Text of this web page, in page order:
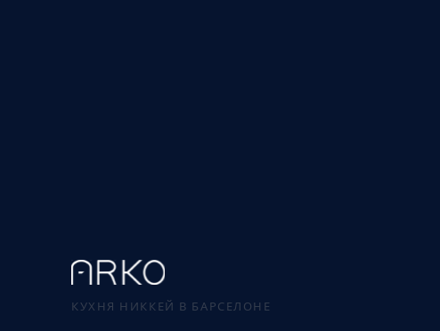
КУХНЯ НИККЕЙ В БАРСЕЛОНЕ